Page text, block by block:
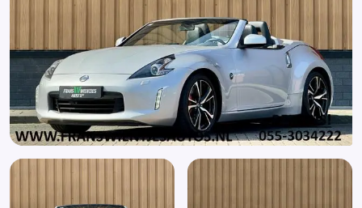
Centrale deurvergrendeling met afstandsbediening
Cruise control
Dimlichten automatisch
Elektrisch bedienbare kap
Elektrisch bedienbare ramen
Elektrische ramen voor
Elektrisch verstelbare bestuurdersstoel